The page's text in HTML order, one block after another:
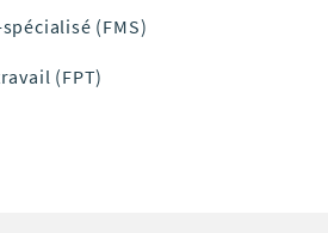
(FMS)
(FPT)